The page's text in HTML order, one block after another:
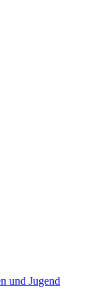
und Jugend